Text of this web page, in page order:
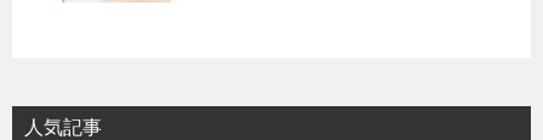
人気記事